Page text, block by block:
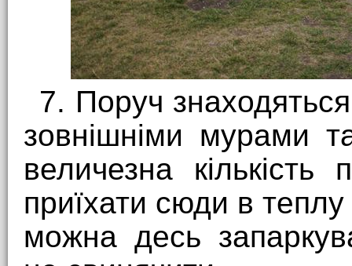
7. Поруч
зовнішніми мурами
величезна
приїхати сюди в
можна десь